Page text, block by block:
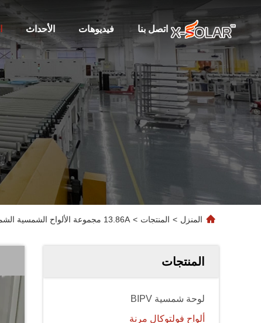
الأحداث فيديوهات اتصل بنا
المنزل > المنتجات > 13.86A مجموعة الألواح الشمسية الشمسية الفولكسية أحادية البلورية للدائرة القصيرة -0.26٪ معدل درجة حرارة الطاقة
المنتجات
لوحة شمسية BIPV
ألواح فولتوكال مرنة